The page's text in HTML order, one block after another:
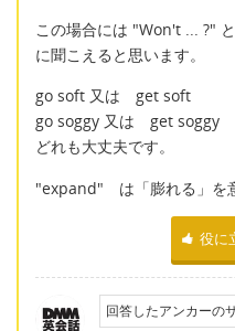
この場合には "Won't ... ?"
に聞こえると思います。
go soft 又は get soft
go soggy 又は get soggy
どれも大丈夫です。
"expand" は「膨れる」を
役に
回答したアンカーの